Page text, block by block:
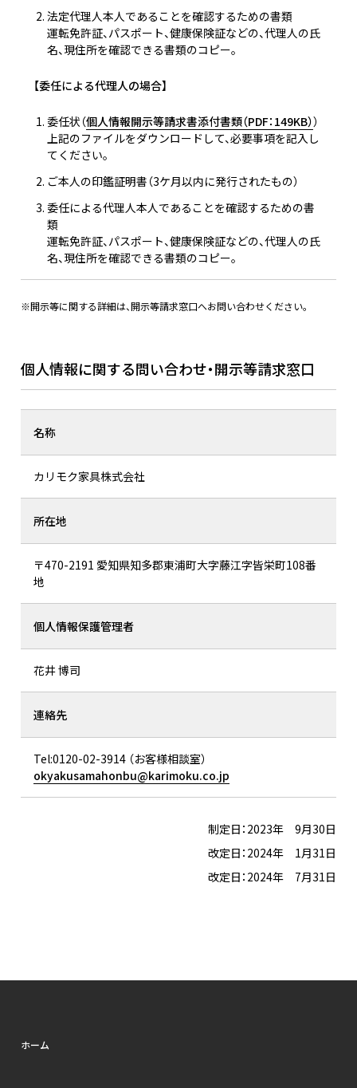
法定代理人本人であることを確認するための書類
運転免許証、パスポート、健康保険証などの、代理人の氏
名、現住所を確認できる書類のコピー。
【委任による代理人の場合】
委任状（個人情報開示等請求書添付書類（PDF：149KB））
上記のファイルをダウンロードして、必要事項を記入し
てください。
ご本人の印鑑証明書（3ケ月以内に発行されたもの）
委任による代理人本人であることを確認するための書
類
運転免許証、パスポート、健康保険証などの、代理人の氏
名、現住所を確認できる書類のコピー。
※開示等に関する詳細は、開示等請求窓口へお問い合わせください。
個人情報に関する問い合わせ・開示等請求窓口
名称
カリモク家具株式会社
所在地
〒470-2191 愛知県知多郡東浦町大字藤江字皆栄町108番
地
個人情報保護管理者
花井 博司
連絡先
Tel:0120-02-3914 （お客様相談室）
okyakusamahonbu@karimoku.co.jp
制定日：2023年 9月30日
改定日：2024年 1月31日
改定日：2024年 7月31日
ホーム